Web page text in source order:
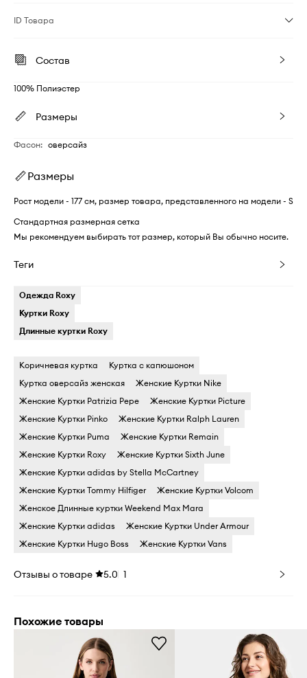
ID Товара
Состав
100% Полиэстер
Размеры
Фасон: оверсайз
Размеры
Рост модели - 177 см, размер товара, представленного на модели - S
Стандартная размерная сетка
Мы рекомендуем выбирать тот размер, который Вы обычно носите.
Теги
Одежда Roxy
Куртки Roxy
Длинные куртки Roxy
Коричневая куртка
Куртка с капюшоном
Куртка оверсайз женская
Женские Куртки Nike
Женские Куртки Patrizia Pepe
Женские Куртки Picture
Женские Куртки Pinko
Женские Куртки Ralph Lauren
Женские Куртки Puma
Женские Куртки Remain
Женские Куртки Roxy
Женские Куртки Sixth June
Женские Куртки adidas by Stella McCartney
Женские Куртки Tommy Hilfiger
Женские Куртки Volcom
Женское Длинные куртки Weekend Max Mara
Женские Куртки adidas
Женские Куртки Under Armour
Женские Куртки Hugo Boss
Женские Куртки Vans
Отзывы о товаре 5.0 1
Похожие товары